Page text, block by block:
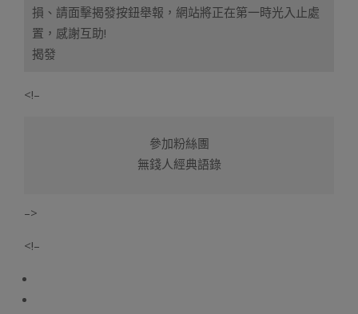
損、請面擊揭發按鈕舉報，網站將正在第一時光入止處
置，感謝互助!
揭發
<!–
參加粉絲團
無錢人經典語錄
–>
<!–